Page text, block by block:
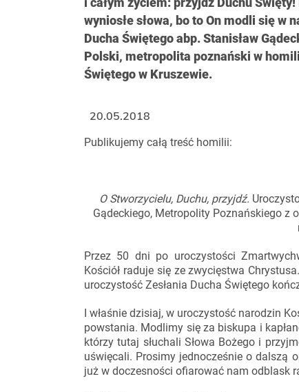
wyniosłe słowa, bo to On modli się w
Ducha Świętego abp. Stanisław
Polski, metropolita poznański w
Świętego w Kruszewie.
Publikujemy całą treść homilii:
O Stworzycielu, Duchu, przyjdź.
Gądeckiego, Metropolity Poznańskiego z
Przez 50 dni po uroczystości
Kościół raduje się ze zwycięstwa
uroczystość Zesłania Ducha Świętego
I właśnie dzisiaj, w uroczystość narodzin
powstania. Modlimy się za biskupa i
którzy tutaj słuchali Słowa Bożego i
uświęcali. Prosimy jednocześnie o dalszą
już w doczesności ofiarować nam odblask
20.05.2018